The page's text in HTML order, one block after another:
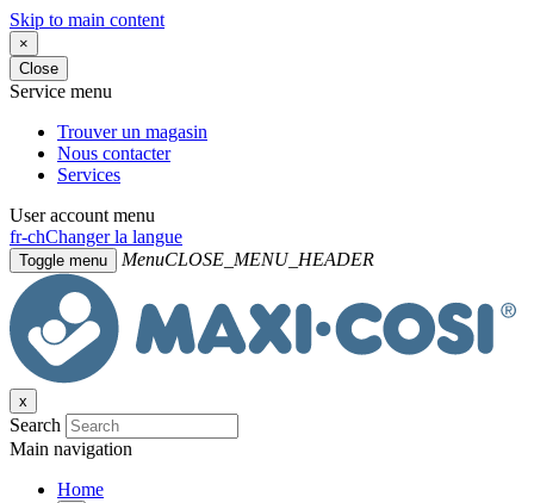
Skip to main content
×
Close
Service menu
Trouver un magasin
Nous contacter
Services
User account menu
fr-chChanger la langue
Toggle menu MenuCLOSE_MENU_HEADER
x
Search
Main navigation
Home